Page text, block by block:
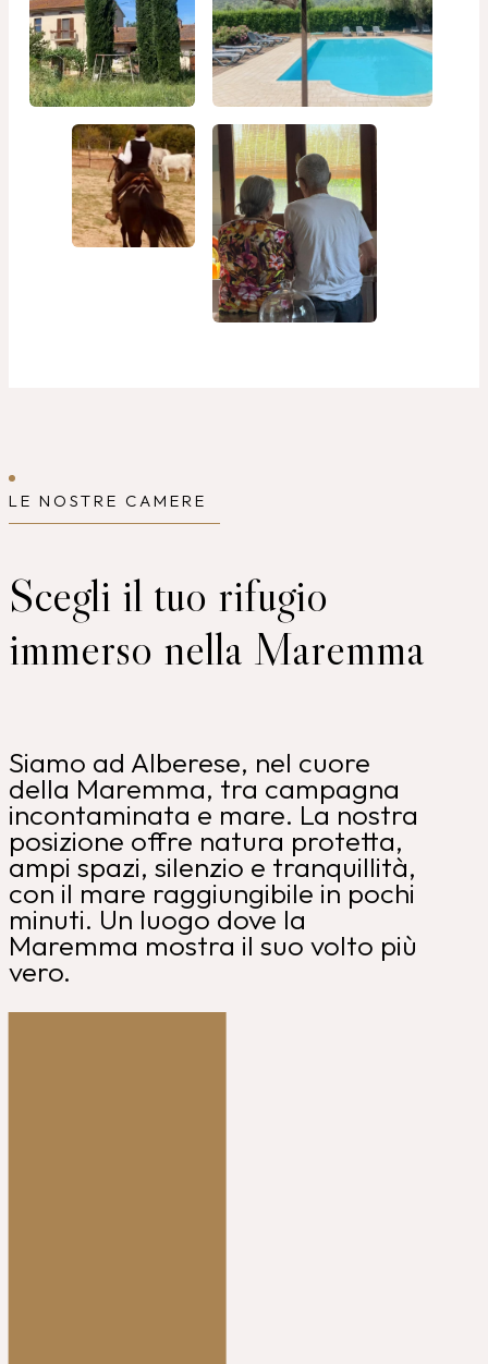
LE NOSTRE CAMERE
Scegli il tuo rifugio
immerso nella Maremma
Siamo ad Alberese, nel cuore
della Maremma, tra campagna
incontaminata e mare. La nostra
posizione offre natura protetta,
ampi spazi, silenzio e tranquillità,
con il mare raggiungibile in pochi
minuti. Un luogo dove la
Maremma mostra il suo volto più
vero.